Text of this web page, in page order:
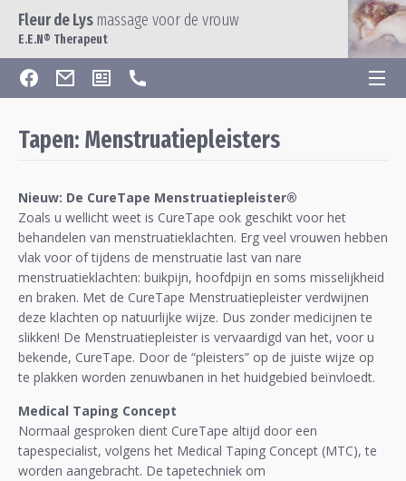
Fleur de Lys massage voor de vrouw
E.E.N® Therapeut
Tapen: Menstruatiepleisters
Nieuw: De CureTape Menstruatiepleister®
Zoals u wellicht weet is CureTape ook geschikt voor het
behandelen van menstruatieklachten. Erg veel vrouwen hebben
vlak voor of tijdens de menstruatie last van nare
menstruatieklachten: buikpijn, hoofdpijn en soms misselijkheid
en braken. Met de CureTape Menstruatiepleister verdwijnen
deze klachten op natuurlijke wijze. Dus zonder medicijnen te
slikken! De Menstruatiepleister is vervaardigd van het, voor u
bekende, CureTape. Door de “pleisters” op de juiste wijze op
te plakken worden zenuwbanen in het huidgebied beïnvloedt.
Medical Taping Concept
Normaal gesproken dient CureTape altijd door een
tapespecialist, volgens het Medical Taping Concept (MTC), te
worden aangebracht. De tapetechniek om